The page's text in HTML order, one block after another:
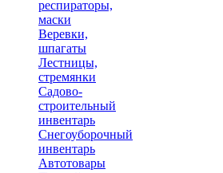
респираторы,
маски
Веревки,
шпагаты
Лестницы,
стремянки
Садово-
строительный
инвентарь
Снегоуборочный
инвентарь
Автотовары